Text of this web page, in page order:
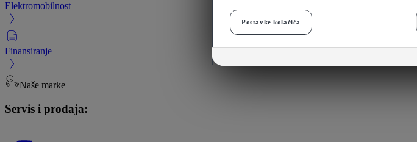
Elektromobilnost
Finansiranje
Naše marke
Servis i prodaja:
Postavke kolačića